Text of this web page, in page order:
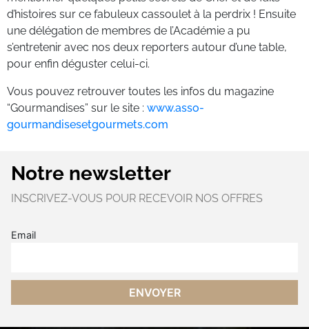
d’histoires sur ce fabuleux cassoulet à la perdrix ! Ensuite
une délégation de membres de l’Académie a pu
s’entretenir avec nos deux reporters autour d’une table,
pour enfin déguster celui-ci.
Vous pouvez retrouver toutes les infos du magazine
“Gourmandises” sur le site : www.asso-
gourmandisesetgourmets.com
Notre newsletter
INSCRIVEZ-VOUS POUR RECEVOIR NOS OFFRES
Email